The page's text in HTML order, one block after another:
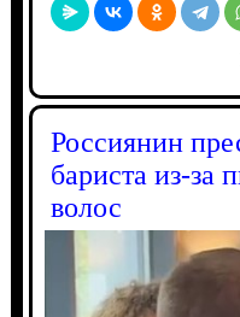
Россиянин
бариста из-за
волос